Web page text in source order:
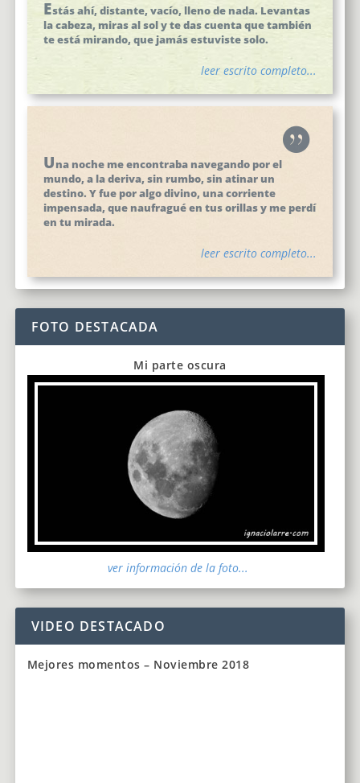
Estás ahí, distante, vacío, lleno de nada. Levantas
la cabeza, miras al sol y te das cuenta que también
te está mirando, que jamás estuviste solo.
leer escrito completo...
Una noche me encontraba navegando por el
mundo, a la deriva, sin rumbo, sin atinar un
destino. Y fue por algo divino, una corriente
impensada, que naufragué en tus orillas y me perdí
en tu mirada.
leer escrito completo...
FOTO DESTACADA
Mi parte oscura
ver información de la foto...
VIDEO DESTACADO
Mejores momentos – Noviembre 2018